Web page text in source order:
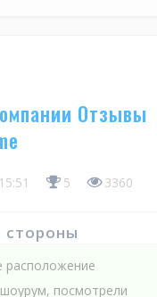
Отзывы
5 3360
расположение
посмотрели